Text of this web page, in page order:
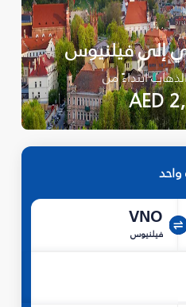
إلى فيلنيوس
ابتداءً من
واحد
VNO
فيلنيوس